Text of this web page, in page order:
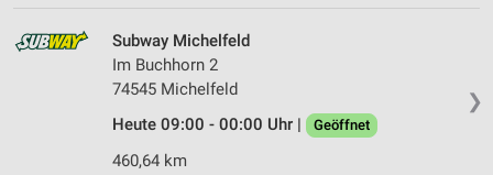
❯
Subway Michelfeld
Im Buchhorn 2
74545 Michelfeld
Heute 09:00 - 00:00 Uhr |
Geöffnet
460,64 km